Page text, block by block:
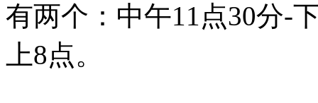
有两个：中午11点30分-
上8点。